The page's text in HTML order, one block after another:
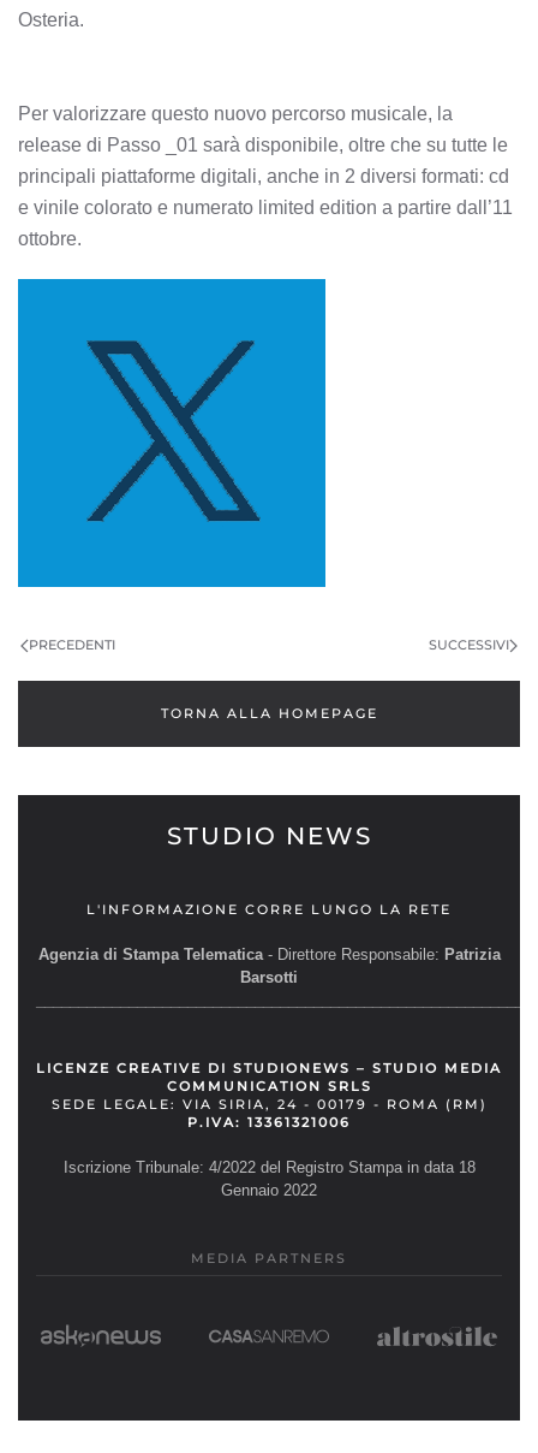
Osteria.
Per valorizzare questo nuovo percorso musicale, la
release di Passo _01 sarà disponibile, oltre che su tutte le
principali piattaforme digitali, anche in 2 diversi formati: cd
e vinile colorato e numerato limited edition a partire dall’11
ottobre.
PRECEDENTI SUCCESSIVI
TORNA ALLA HOMEPAGE
STUDIO NEWS
L'INFORMAZIONE CORRE LUNGO LA RETE
Agenzia di Stampa Telematica- Direttore Responsabile: Patrizia
Barsotti
LICENZE CREATIVE DI STUDIONEWS – STUDIO MEDIA
COMMUNICATION SRLS
SEDE LEGALE: VIA SIRIA, 24 - 00179 - ROMA (RM)
P.IVA: 13361321006
Iscrizione Tribunale: 4/2022 del Registro Stampa in data 18
Gennaio 2022
MEDIA PARTNERS